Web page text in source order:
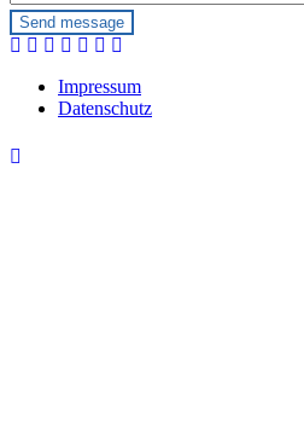
Impressum
Datenschutz